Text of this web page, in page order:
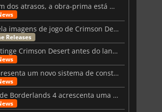
GTA VI: Para além dos atrasos, a obra-prima está quase a chegar
Pearl Abyss revela imagens de jogo de Crimson Desert para a PS5
Releases
A controvérsia atinge Crimson Desert antes do lançamento
Subnautica 2 apresenta um novo sistema de construção de bases
O primeiro DLC de Borderlands 4 acrescenta uma nova personagem e muito mais